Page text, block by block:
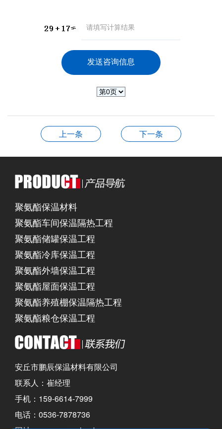
上一条 下一条
聚氨酯保温材料
聚氨酯车间保温隔热工程
聚氨酯储罐保温工程
聚氨酯冷库保温工程
聚氨酯外墙保温工程
聚氨酯屋面保温工程
聚氨酯养殖棚保温隔热工程
聚氨酯粮仓保温工程
安丘市鹏辰保温材料有限公司
联系人：崔经理
手机：159-6614-7999
电话：0536-7878736